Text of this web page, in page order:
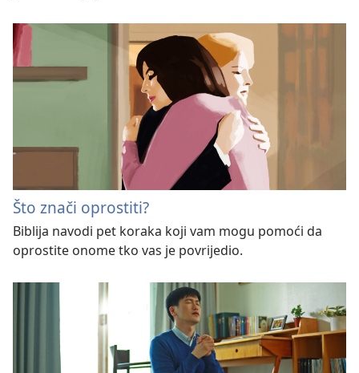
Što znači oprostiti?
Biblija navodi pet koraka koji vam mogu pomoći da
oprostite onome tko vas je povrijedio.